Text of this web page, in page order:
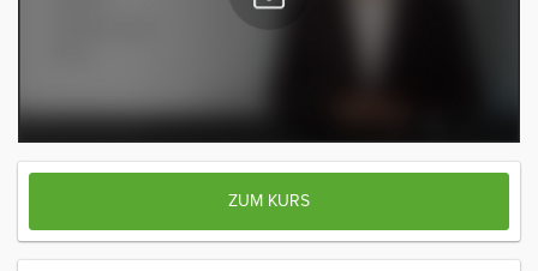
ZUM KURS